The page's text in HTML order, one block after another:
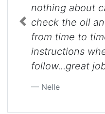
nothing about
check the oil
from time to
instructions
follow...great
Nelle
Previous